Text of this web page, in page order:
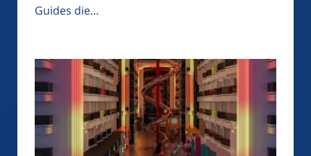
Guides die…